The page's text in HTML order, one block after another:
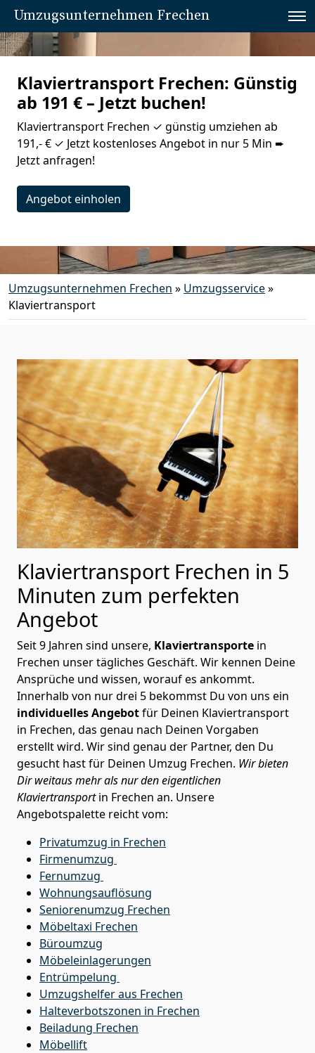
Umzugsunternehmen Frechen
Klaviertransport Frechen: Günstig
ab 191 € – Jetzt buchen!
Klaviertransport Frechen ✓ günstig umziehen ab
191,- € ✓ Jetzt kostenloses Angebot in nur 5 Min ➨
Jetzt anfragen!
Angebot einholen
Umzugsunternehmen Frechen » Umzugsservice»
Klaviertransport
Klaviertransport Frechen in 5
Minuten zum perfekten
Angebot
Seit 9 Jahren sind unsere, Klaviertransporte in
Frechen unser tägliches Geschäft. Wir kennen Deine
Ansprüche und wissen, worauf es ankommt.
Innerhalb von nur drei 5 bekommst Du von uns ein
individuelles Angebotfür Deinen Klaviertransport
in Frechen, das genau nach Deinen Vorgaben
erstellt wird. Wir sind genau der Partner, den Du
gesucht hast für Deinen Umzug Frechen. Wir bieten
Dir weitaus mehr als nur den eigentlichen
Klaviertransportin Frechen an. Unsere
Angebotspalette reicht vom:
Privatumzug in Frechen
Firmenumzug
Fernumzug
Wohnungsauflösung
Seniorenumzug Frechen
Möbeltaxi Frechen
Büroumzug
Möbeleinlagerungen
Entrümpelung
Umzugshelfer aus Frechen
Halteverbotszonen in Frechen
Beiladung Frechen
Möbellift